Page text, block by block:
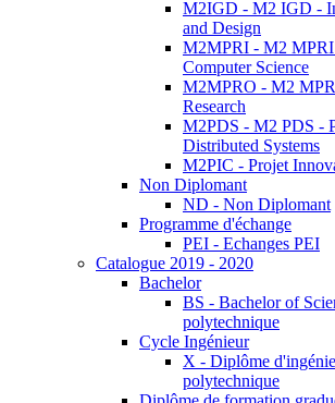
M2IGD - M2 IGD -
and Design
M2MPRI - M2 MPRI
Computer Science
M2MPRO - M2
Research
M2PDS - M2 PDS -
Distributed Systems
M2PIC - Projet
Non Diplomant
ND - Non Diplomant
Programme d'échange
PEI - Echanges PEI
Catalogue 2019 - 2020
Bachelor
BS - Bachelor of
polytechnique
Cycle Ingénieur
X - Diplôme
polytechnique